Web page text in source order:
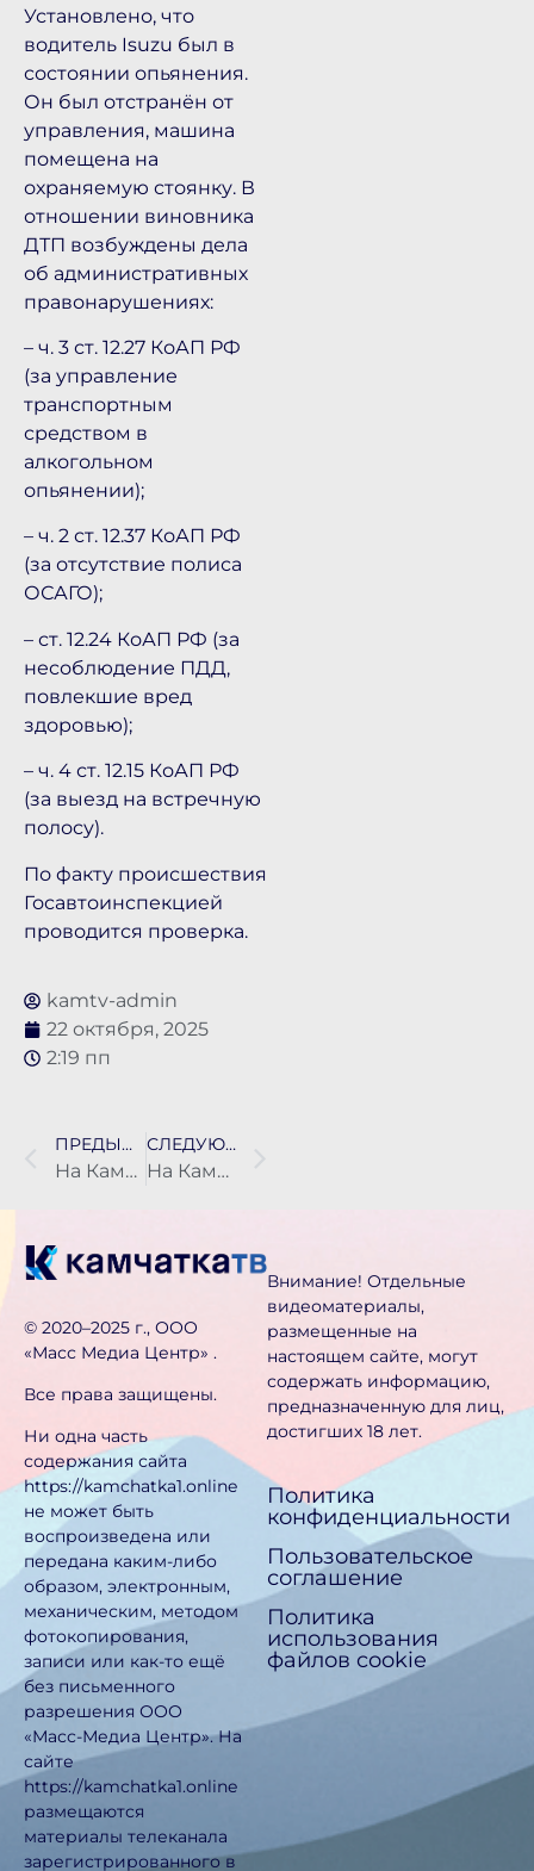
Установлено, что
водитель Isuzu был в
состоянии опьянения.
Он был отстранён от
управления, машина
помещена на
охраняемую стоянку. В
отношении виновника
ДТП возбуждены дела
об административных
правонарушениях:
– ч. 3 ст. 12.27 КоАП РФ
(за управление
транспортным
средством в
алкогольном
опьянении);
– ч. 2 ст. 12.37 КоАП РФ
(за отсутствие полиса
ОСАГО);
– ст. 12.24 КоАП РФ (за
несоблюдение ПДД,
повлекшие вред
здоровью);
– ч. 4 ст. 12.15 КоАП РФ
(за выезд на встречную
полосу).
По факту происшествия
Госавтоинспекцией
проводится проверка.
kamtv-admin
22 октября, 2025
2:19 пп
ПРЕДЫДУЩАЯ НОВОСТЬ
На Камчатке сотрудница МЧС России написала сказку о народах севера для взрослых
СЛЕДУЮЩАЯ НОВОСТЬ
На Камчатке прокуратура добилась признания незаконным соглашения об отчуждении котельной
©️ 2020–2025 г., ООО
«Масс Медиа Центр» .
Все права защищены.
Ни одна часть
содержания сайта
https://kamchatka1.online
не может быть
воспроизведена или
передана каким-либо
образом, электронным,
механическим, методом
фотокопирования,
записи или как-то ещё
без письменного
разрешения ООО
«Масс-Медиа Центр». На
сайте
https://kamchatka1.online
размещаются
материалы телеканала
зарегистрированного в
Внимание! Отдельные
видеоматериалы,
размещенные на
настоящем сайте, могут
содержать информацию,
предназначен­ную для лиц,
достигших 18 лет.
Политика
конфиденциальности
Пользовательское
соглашение
Политика
использования
файлов cookie